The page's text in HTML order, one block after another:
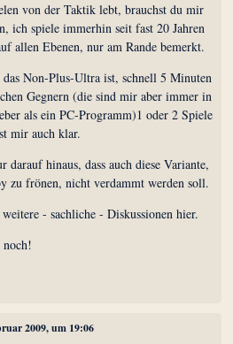
von der Taktik lebt, brauchst du mir
ich spiele immerhin seit fast 20 Jahren
allen Ebenen, nur am Rande bemerkt.
das Non-Plus-Ultra ist, schnell 5 Minuten
Gegnern (die sind mir aber immer in
als ein PC-Programm)1 oder 2 Spiele
mir auch klar.
hinaus, dass auch diese Variante,
zu frönen, nicht verdammt werden soll.
- sachliche - Diskussionen hier.
noch!
2009, um 19:06